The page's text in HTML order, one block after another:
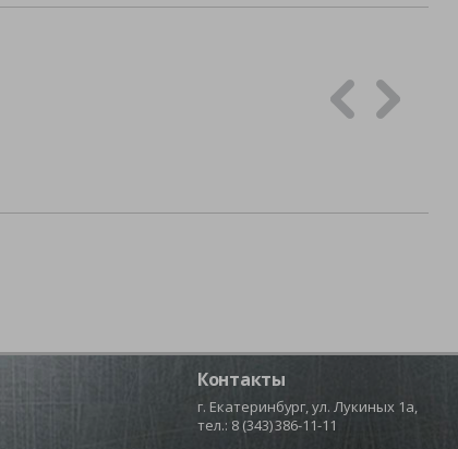
Контакты
г. Екатеринбург, ул. Лукиных 1а,
тел.: 8 (343) 386-11-11